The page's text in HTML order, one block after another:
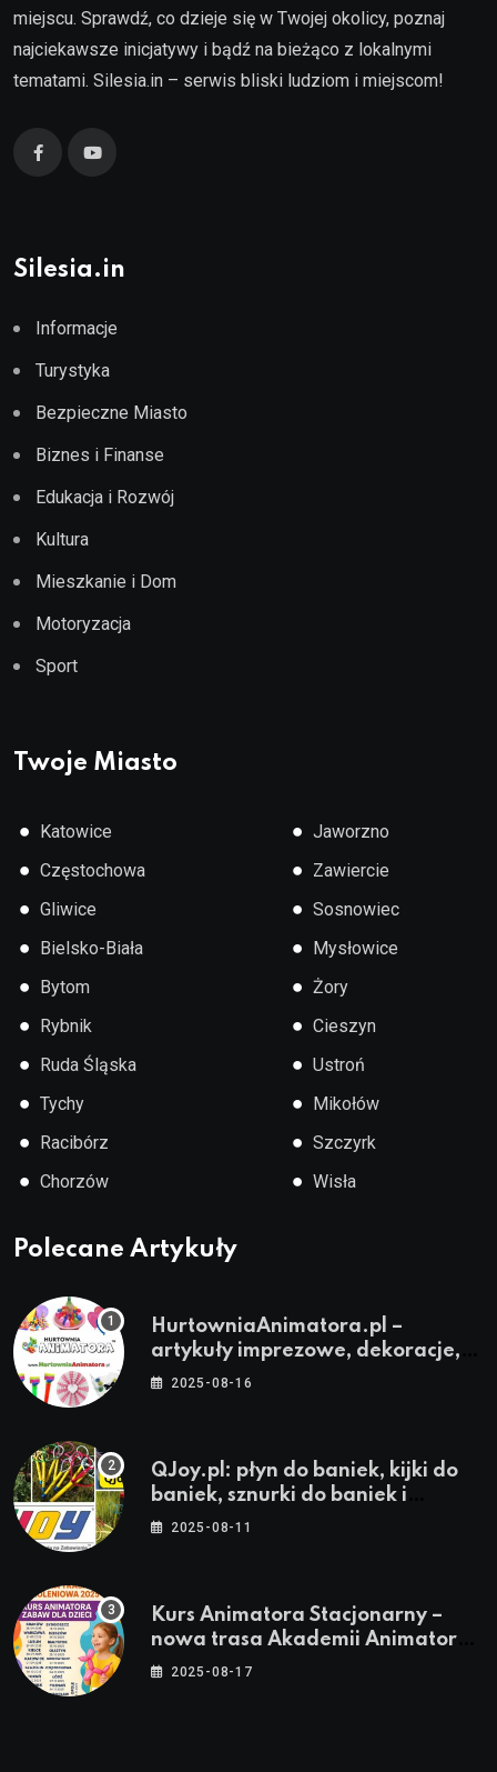
miejscu. Sprawdź, co dzieje się w Twojej okolicy, poznaj
najciekawsze inicjatywy i bądź na bieżąco z lokalnymi
tematami. Silesia.in – serwis bliski ludziom i miejscom!
Silesia.in
Informacje
Turystyka
Bezpieczne Miasto
Biznes i Finanse
Edukacja i Rozwój
Kultura
Mieszkanie i Dom
Motoryzacja
Sport
Twoje Miasto
● Katowice
● Częstochowa
● Gliwice
● Bielsko-Biała
● Bytom
● Rybnik
● Ruda Śląska
● Tychy
● Racibórz
● Chorzów
● Jaworzno
● Zawiercie
● Sosnowiec
● Mysłowice
● Żory
● Cieszyn
● Ustroń
● Mikołów
● Szczyrk
● Wisła
Polecane Artykuły
HurtowniaAnimatora.pl –
artykuły imprezowe, dekoracje,
stroje i akcesoria dla animatorów
2025-08-16
QJoy.pl: płyn do baniek, kijki do
baniek, sznurki do baniek i
zestawy do baniek
2025-08-11
Kurs Animatora Stacjonarny –
nowa trasa Akademii Animatora
– jesień 2025
2025-08-17